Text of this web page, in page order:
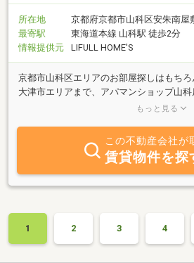
所在地
京都府京都市山科区安朱南屋
最寄駅
東海道本線 山科駅 徒歩2分
情報提供元
LIFULL HOME'S
京都市山科区エリアのお部屋探しはもち
大津市エリアまで、アパマンショップ山
気な営業社員がとことんお付き合いし、
もっと見る
この不動産会社が
賃貸物件を探
1 2 3 4